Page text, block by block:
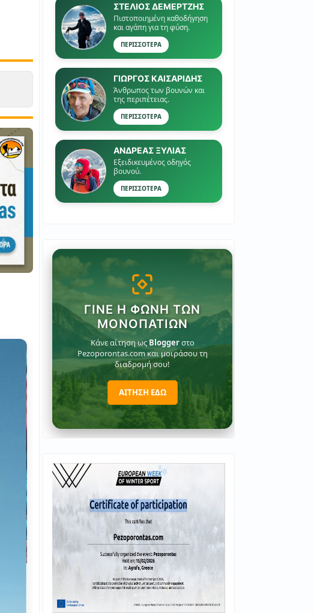
ΣΤΕΛΙΟΣ ΔΕΜΕΡΤΖΗΣ
Πιστοποιημένη καθοδήγηση
και αγάπη για τη φύση.
ΠΕΡΙΣΣΟΤΕΡΑ
ΓΙΏΡΓΟΣ ΚΑΙΣΑΡΙΔΗΣ
Άνθρωπος των βουνών και
της περιπέτειας.
ΠΕΡΙΣΣΟΤΕΡΑ
ΑΝΔΡΕΑΣ ΞΥΛΙΑΣ
Εξειδικευμένος οδηγός
βουνού.
ΠΕΡΙΣΣΟΤΕΡΑ
ΓΊΝΕ Η ΦΩΝΉ ΤΩΝ
ΜΟΝΟΠΑΤΙΏΝ
Κάνε αίτηση ως Bloggerστο
Pezoporontas.com και μοιράσου τη
διαδρομή σου!
ΑΙΤΗΣΗ ΕΔΩ